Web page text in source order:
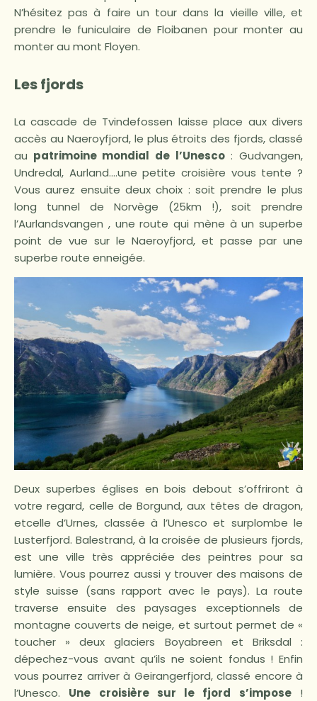
N’hésitez pas à faire un tour dans la vieille ville, et
prendre le funiculaire de Floibanen pour monter au
monter au mont Floyen.
Les fjords
La cascade de Tvindefossen laisse place aux divers
accès au Naeroyfjord, le plus étroits des fjords, classé
au patrimoine mondial de l’Unesco: Gudvangen,
Undredal, Aurland….une petite croisière vous tente ?
Vous aurez ensuite deux choix : soit prendre le plus
long tunnel de Norvège (25km !), soit prendre
l’Aurlandsvangen , une route qui mène à un superbe
point de vue sur le Naeroyfjord, et passe par une
superbe route enneigée.
Deux superbes églises en bois debout s’offriront à
votre regard, celle de Borgund, aux têtes de dragon,
etcelle d’Urnes, classée à l’Unesco et surplombe le
Lusterfjord. Balestrand, à la croisée de plusieurs fjords,
est une ville très appréciée des peintres pour sa
lumière. Vous pourrez aussi y trouver des maisons de
style suisse (sans rapport avec le pays). La route
traverse ensuite des paysages exceptionnels de
montagne couverts de neige, et surtout permet de «
toucher » deux glaciers Boyabreen et Briksdal :
dépechez-vous avant qu’ils ne soient fondus ! Enfin
vous pourrez arriver à Geirangerfjord, classé encore à
l’Unesco. Une croisière sur le fjord s’impose!